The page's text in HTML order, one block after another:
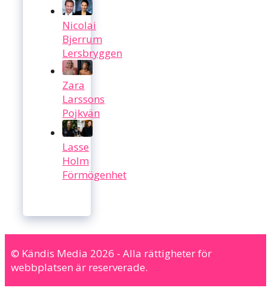
Nicolai
Bjerrum
Lersbryggen
Zara
Larssons
Pojkvän
Lasse
Holm
Förmögenhet
© Kändis Media 2026 - Alla rättigheter för
webbplatsen är reserverade.